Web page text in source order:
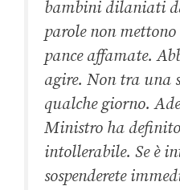
bambini dilaniati
parole non
pance affamate.
agire. Non tra una
qualche giorno.
Ministro ha
intollerabile. Se è
sospenderete